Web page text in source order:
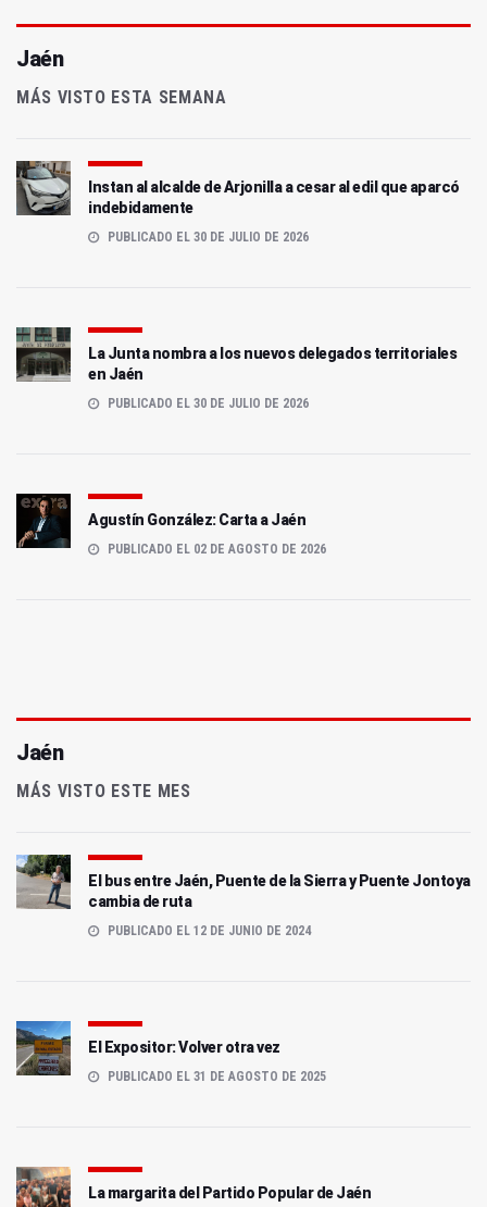
Jaén
MÁS VISTO ESTA SEMANA
Instan al alcalde de Arjonilla a cesar al edil que aparcó
indebidamente
PUBLICADO EL 30 DE JULIO DE 2026
La Junta nombra a los nuevos delegados territoriales
en Jaén
PUBLICADO EL 30 DE JULIO DE 2026
Agustín González: Carta a Jaén
PUBLICADO EL 02 DE AGOSTO DE 2026
Jaén
MÁS VISTO ESTE MES
El bus entre Jaén, Puente de la Sierra y Puente Jontoya
cambia de ruta
PUBLICADO EL 12 DE JUNIO DE 2024
El Expositor: Volver otra vez
PUBLICADO EL 31 DE AGOSTO DE 2025
La margarita del Partido Popular de Jaén